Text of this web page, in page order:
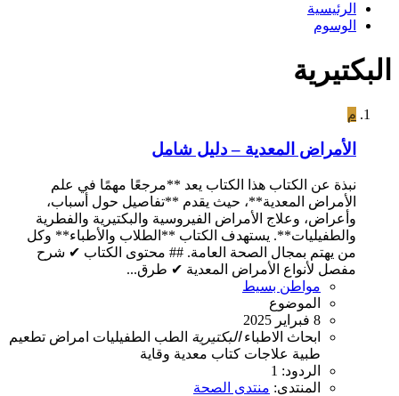
الرئيسية
الوسوم
البكتيرية
م
الأمراض المعدية – دليل شامل
نبذة عن الكتاب هذا الكتاب يعد **مرجعًا مهمًا في علم
الأمراض المعدية**، حيث يقدم **تفاصيل حول أسباب،
وأعراض، وعلاج الأمراض الفيروسية والبكتيرية والفطرية
والطفيليات**. يستهدف الكتاب **الطلاب والأطباء** وكل
من يهتم بمجال الصحة العامة. ## محتوى الكتاب ✔ شرح
مفصل لأنواع الأمراض المعدية ✔ طرق...
مواطن بسيط
الموضوع
8 فبراير 2025
ابحاث الاطباءالبكتيرية الطب الطفيليات امراض تطعيم
طبية علاجات كتاب معدية وقاية
الردود: 1
المنتدى: منتدى الصحة